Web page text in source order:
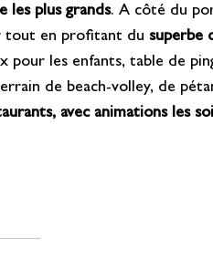
les plus grands. A côté du
tout en profitant du superbe
pour les enfants, table de
de beach-volley, de
avec animations les